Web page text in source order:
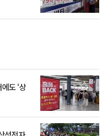
도 ‘상